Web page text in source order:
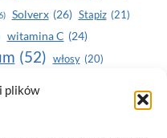
plików
Solverx (26) Stapiz (21)
witamina C (24)
(52) włosy (20)
zdrowe zęby